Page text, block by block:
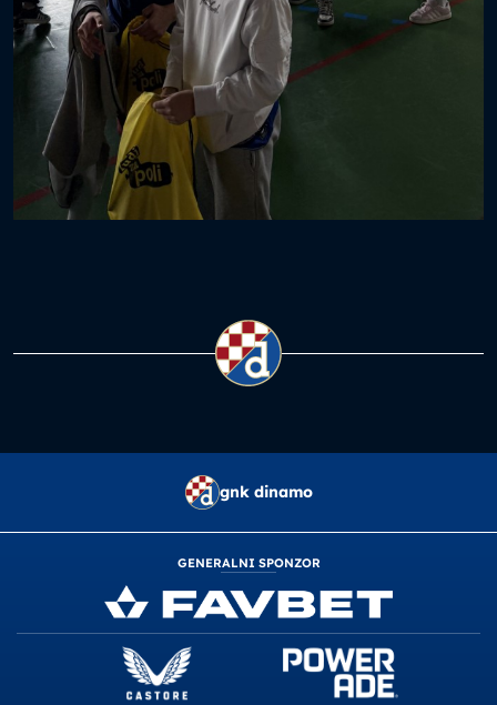
gnk dinamo
GENERALNI SPONZOR